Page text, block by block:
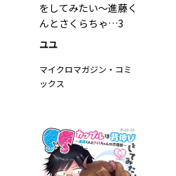
をしてみたい～進藤く
んとさくらちゃ…3
ユユ
マイクロマガジン・コミ
ックス